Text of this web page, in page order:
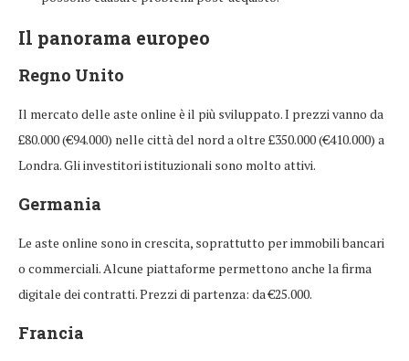
Il panorama europeo
Regno Unito
Il mercato delle aste online è il più sviluppato. I prezzi vanno da
£80.000 (€94.000) nelle città del nord a oltre £350.000 (€410.000) a
Londra. Gli investitori istituzionali sono molto attivi.
Germania
Le aste online sono in crescita, soprattutto per immobili bancari
o commerciali. Alcune piattaforme permettono anche la firma
digitale dei contratti. Prezzi di partenza: da €25.000.
Francia